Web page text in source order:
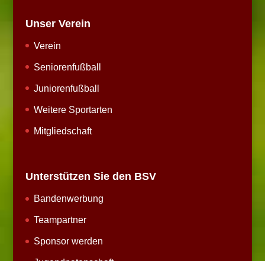
Unser Verein
Verein
Seniorenfußball
Juniorenfußball
Weitere Sportarten
Mitgliedschaft
Unterstützen Sie den BSV
Bandenwerbung
Teampartner
Sponsor werden